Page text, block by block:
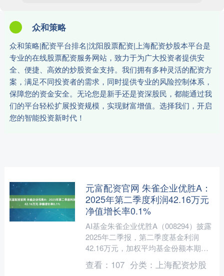
众和策略
众和策略|配资平台排名|沈阳股票配资|上海配资炒股本平台是
专业的在线股票配资服务网站，致力于为广大投资者提供安
全、便捷、高效的炒股资金支持。我们拥有多种灵活的配资方
案，满足不同投资者的需求，同时提供专业的风险控制体系，
保障您的资金安全。无论您是新手还是资深股民，都能通过我
们的平台轻松扩展投资规模，实现财富增值。选择我们，开启
您的智能投资新时代！
元富配资官网 朱雀企业优胜A：
2025年第二季度利润42.16万元
净值增长率0.1%
AI基金朱雀企业优胜A（008294）披露
2025年二季报，第二季度基金利润
42.16万元，加权平均基金份额本期利
润0.001元。报告期内，基金净值增长
率为0.....
查看： 107 分类： 上海配资炒股